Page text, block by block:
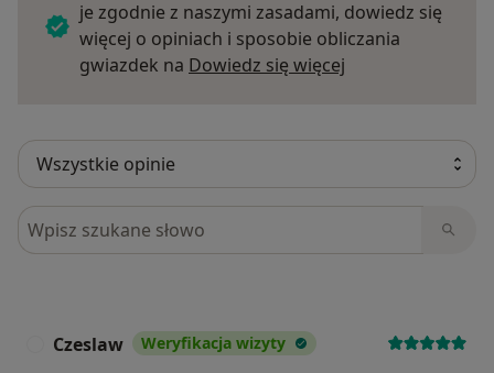
je zgodnie z naszymi zasadami, dowiedz się
więcej o opiniach i sposobie obliczania
gwiazdek na Dowiedz się więcej
Szukaj w opiniach
Czeslaw Weryfikacja wizyty